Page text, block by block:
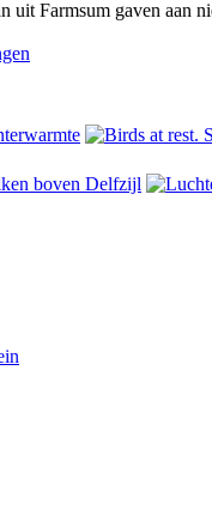
uit Farmsum gaven aan